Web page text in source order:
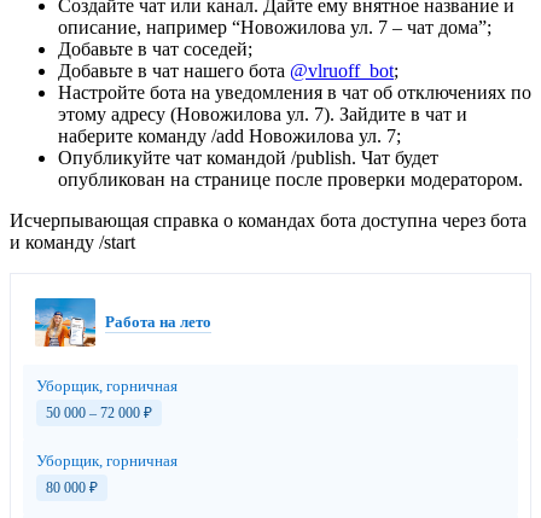
Создайте чат или канал. Дайте ему внятное название и
описание, например “Новожилова ул. 7 – чат дома”;
Добавьте в чат соседей;
Добавьте в чат нашего бота @vlruoff_bot;
Настройте бота на уведомления в чат об отключениях по
этому адресу (Новожилова ул. 7). Зайдите в чат и
наберите команду /add Новожилова ул. 7;
Опубликуйте чат командой /publish. Чат будет
опубликован на странице после проверки модератором.
Исчерпывающая справка о командах бота доступна через бота
и команду /start
Работа на лето
Уборщик, горничная
50 000 – 72 000 ₽
Уборщик, горничная
80 000 ₽